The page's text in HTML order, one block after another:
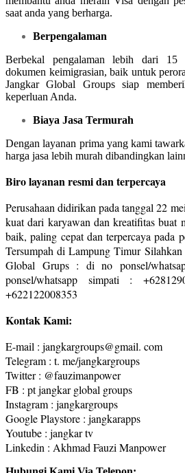
saat anda yang berharga.
Berpengalaman
Berbekal pengalaman lebih dari 15
dokumen keimigrasian, baik untuk
Jangkar Global Groups siap
keperluan Anda.
Biaya Jasa Termurah
Dengan layanan prima yang kami
harga jasa lebih murah dibandingkan
Biro layanan resmi dan terpercaya
Perusahaan didirikan pada tanggal 22
kuat dari karyawan dan kreatifitas buat
baik, paling cepat dan terpercaya pada
Tersumpah di Lampung Timur
Global Grups : di no ponsel/
ponsel/whatsapp simpati :
+622122008353
Kontak Kami:
E-mail : jangkargroups@gmail. com
Telegram : t. me/jangkargroups
Twitter : @fauzimanpower
FB : pt jangkar global groups
Instagram : jangkargroups
Google Playstore : jangkarapps
Youtube : jangkar tv
Linkedin : Akhmad Fauzi Manpower